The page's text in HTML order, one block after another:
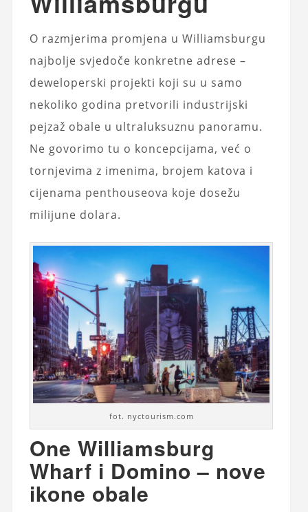
O razmjerima promjena u Williamsburgu
najbolje svjedoče konkretne adrese –
deweloperski projekti koji su u samo
nekoliko godina pretvorili industrijski
pejzaž obale u ultraluksuznu panoramu.
Ne govorimo tu o koncepcijama, već o
tornjevima z imenima, brojem katova i
cijenama penthouseova koje dosežu
milijune dolara.
fot. nyctourism.com
One Williamsburg
Wharf i Domino – nove
ikone obale